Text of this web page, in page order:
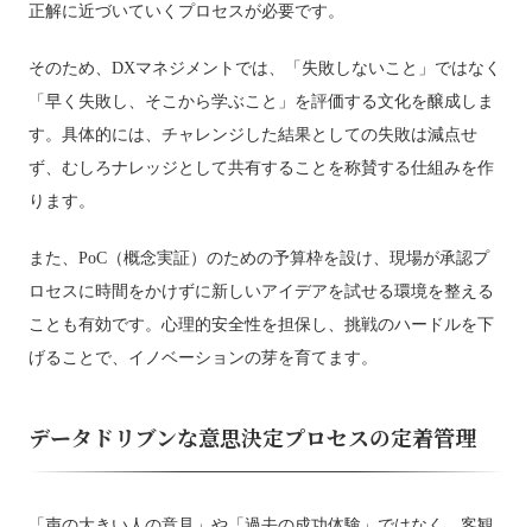
正解に近づいていくプロセスが必要です。
そのため、DXマネジメントでは、「失敗しないこと」ではなく
「早く失敗し、そこから学ぶこと」を評価する文化を醸成しま
す。具体的には、チャレンジした結果としての失敗は減点せ
ず、むしろナレッジとして共有することを称賛する仕組みを作
ります。
また、PoC（概念実証）のための予算枠を設け、現場が承認プ
ロセスに時間をかけずに新しいアイデアを試せる環境を整える
ことも有効です。心理的安全性を担保し、挑戦のハードルを下
げることで、イノベーションの芽を育てます。
データドリブンな意思決定プロセスの定着管理